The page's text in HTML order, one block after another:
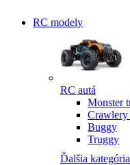
RC modely
RC autá
Monster
Crawlery
Buggy
Truggy
Ďalšia kategória